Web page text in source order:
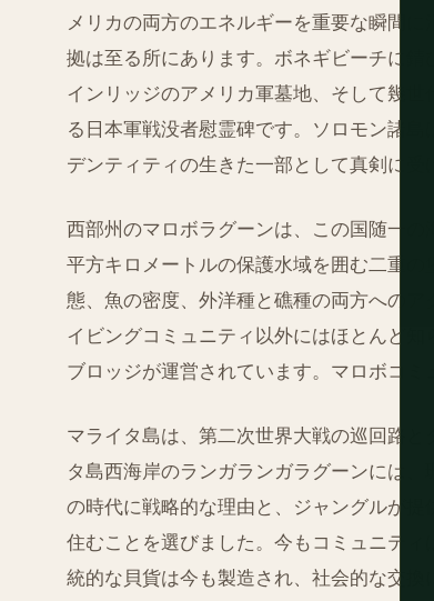
メリカの両方のエネルギーを重要な瞬間
拠は至る所にあります。ボネギビーチに
インリッジのアメリカ軍墓地、そして幾
る日本軍戦没者慰霊碑です。ソロモン諸
デンティティの生きた一部として真剣に受
西部州のマロボラグーンは、この国随一
平方キロメートルの保護水域を囲む二重
態、魚の密度、外洋種と礁種の両方への
イビングコミュニティ以外にはほとんど
ブロッジが運営されています。マロボコミ
マライタ島は、第二次世界大戦の巡回路
タ島西海岸のランガランガラグーンには
の時代に戦略的な理由と、ジャングルが
住むことを選びました。今もコミュニテ
統的な貝貨は今も製造され、社会的な交